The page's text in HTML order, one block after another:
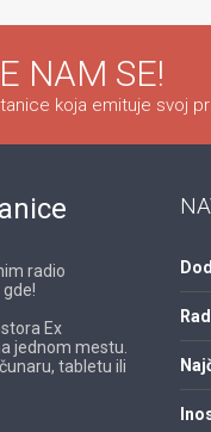
NAM SE!
koja emituje svoj
radio
Ex
jednom mestu.
tabletu ili